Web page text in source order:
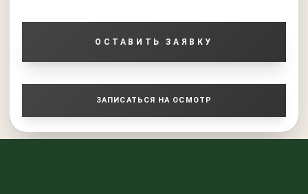
ОСТАВИТЬ ЗАЯВКУ
ЗАПИСАТЬСЯ НА ОСМОТР